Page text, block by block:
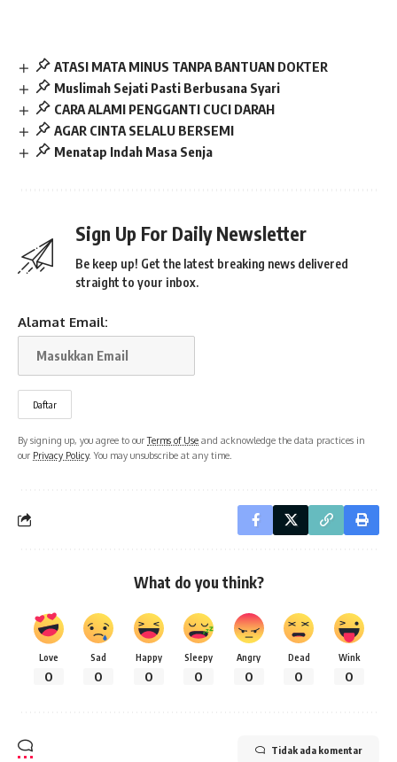
ATASI MATA MINUS TANPA BANTUAN DOKTER
Muslimah Sejati Pasti Berbusana Syari
CARA ALAMI PENGGANTI CUCI DARAH
AGAR CINTA SELALU BERSEMI
Menatap Indah Masa Senja
Sign Up For Daily Newsletter
Be keep up! Get the latest breaking news delivered
straight to your inbox.
Alamat Email:
By signing up, you agree to ourTerms of Use and acknowledge the data practices in
our Privacy Policy. You may unsubscribe at any time.
What do you think?
Love
0
Sad
0
Happy
0
Sleepy
0
Angry
0
Dead
0
Wink
0
Tidak ada komentar